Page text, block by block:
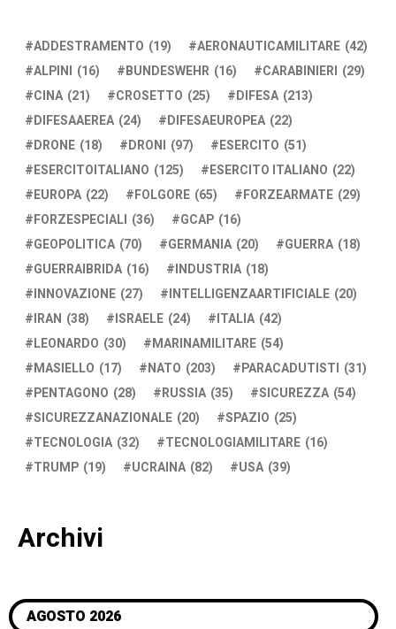
ADDESTRAMENTO (19) AERONAUTICAMILITARE (42)
ALPINI (16) BUNDESWEHR (16) CARABINIERI (29)
CINA (21) CROSETTO (25) DIFESA (213)
DIFESAAEREA (24) DIFESAEUROPEA (22)
DRONE (18) DRONI (97) ESERCITO (51)
ESERCITOITALIANO (125) ESERCITO ITALIANO (22)
EUROPA (22) FOLGORE (65) FORZEARMATE (29)
FORZESPECIALI (36) GCAP (16)
GEOPOLITICA (70) GERMANIA (20) GUERRA (18)
GUERRAIBRIDA (16) INDUSTRIA (18)
INNOVAZIONE (27) INTELLIGENZAARTIFICIALE (20)
IRAN (38) ISRAELE (24) ITALIA (42)
LEONARDO (30) MARINAMILITARE (54)
MASIELLO (17) NATO (203) PARACADUTISTI (31)
PENTAGONO (28) RUSSIA (35) SICUREZZA (54)
SICUREZZANAZIONALE (20) SPAZIO (25)
TECNOLOGIA (32) TECNOLOGIAMILITARE (16)
TRUMP (19) UCRAINA (82) USA (39)
Archivi
AGOSTO 2026